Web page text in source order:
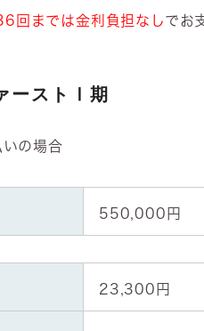
回までは金利負担なしでお
ーストⅠ期
の場合
550,000円
23,300円